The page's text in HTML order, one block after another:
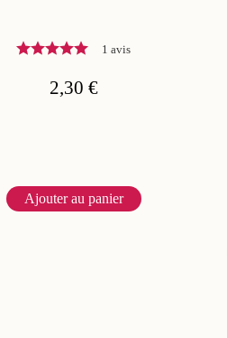
1 avis
2,30 €
Ajouter au panier